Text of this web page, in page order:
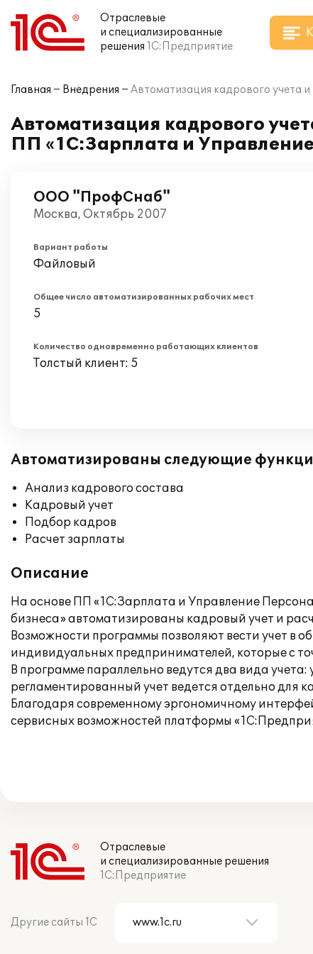
Отраслевые
и специализированные
решения 1С:Предприятие
Главная Внедрения Автоматизация кадрового учета
Автоматизация кадрового
ПП «1С:Зарплата и
ООО "ПрофСнаб"
Москва, Октябрь 2007
Вариант работы
Файловый
Общее число автоматизированных рабочих мест
5
Количество одновременно работающих клиентов
Толстый клиент: 5
Автоматизированы следующие
Анализ кадрового состава
Кадровый учет
Подбор кадров
Расчет зарплаты
Описание
На основе ПП «1С:Зарплата и Управление
бизнеса» автоматизированы кадровый учет и
Возможности программы позволяют вести учет в
индивидуальных предпринимателей, которые с
В программе параллельно ведутся два вида
регламентированный учет ведется отдельно для
Благодаря современному эргономичному
сервисных возможностей платформы
Отраслевые
и специализированные решения
1С:Предприятие
Другие сайты 1С